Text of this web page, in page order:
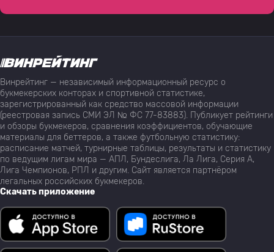
Винрейтинг — независимый информационный ресурс о
букмекерских конторах и спортивной статистике,
зарегистрированный как средство массовой информации
(реестровая запись СМИ ЭЛ № ФС 77-83883). Публикует рейтинги
и обзоры букмекеров, сравнения коэффициентов, обучающие
материалы для беттеров, а также футбольную статистику:
расписание матчей, турнирные таблицы, результаты и статистику
по ведущим лигам мира — АПЛ, Бундеслига, Ла Лига, Серия А,
Лига Чемпионов, РПЛ и другим. Сайт является партнёром
легальных российских букмекеров.
Скачать приложение